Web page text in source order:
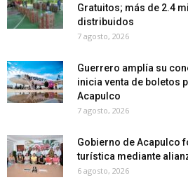
Gratuitos; más de 2.4
distribuidos
7 agosto, 2026
Guerrero amplía su
inicia venta de boletos
Acapulco
7 agosto, 2026
Gobierno de Acapulco
turística mediante
6 agosto, 2026